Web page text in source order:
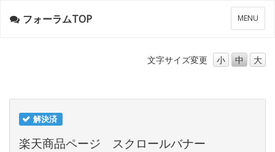
メ
ニ
ー
MENU
フォーラムTOP
文字サイズ変更 小 中 大
解決済
楽天商品ページ スクロールバナー